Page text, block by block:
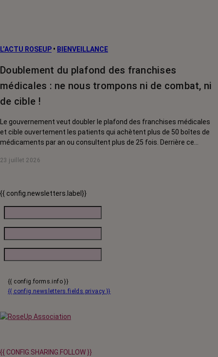
L’ACTU ROSEUP • BIENVEILLANCE
Doublement du plafond des franchises
médicales : ne nous trompons ni de combat, ni
de cible !
Le gouvernement veut doubler le plafond des franchises médicales
et cible ouvertement les patients qui achètent plus de 50 boîtes de
médicaments par an ou consultent plus de 25 fois. Derrière ce
chroniques, et en premier lieu les personnes touchées par un cancer,
23 juillet 2026
{{ config.newsletters.label}}
{{ config.forms.info }}
{{ config.newsletters.fields.privacy }}
{{ CONFIG.SHARING.FOLLOW }}